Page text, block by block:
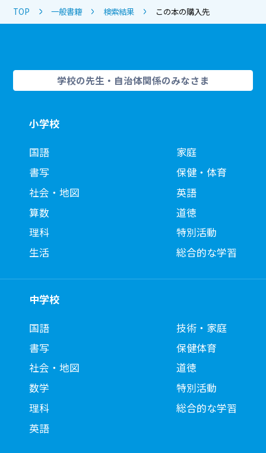
TOP 一般書籍 検索結果 この本の購入先
学校の先生・自治体関係のみなさま
小学校
国語
書写
社会・地図
算数
理科
生活
家庭
保健・体育
英語
道徳
特別活動
総合的な学習
中学校
国語
書写
社会・地図
数学
理科
英語
技術・家庭
保健体育
道徳
特別活動
総合的な学習